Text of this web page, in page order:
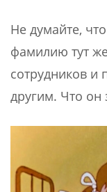
Не думайте,
фамилию тут
сотрудников и
другим. Что он